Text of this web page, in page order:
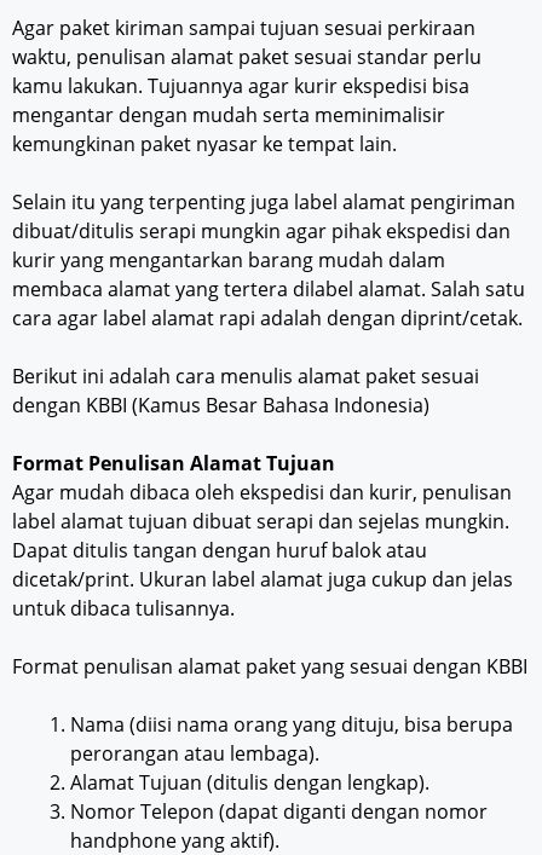
Agar paket kiriman sampai tujuan sesuai perkiraan
waktu, penulisan alamat paket sesuai standar perlu
kamu lakukan. Tujuannya agar kurir ekspedisi bisa
mengantar dengan mudah serta meminimalisir
kemungkinan paket nyasar ke tempat lain.
Selain itu yang terpenting juga label alamat pengiriman
dibuat/ditulis serapi mungkin agar pihak ekspedisi dan
kurir yang mengantarkan barang mudah dalam
membaca alamat yang tertera dilabel alamat. Salah satu
cara agar label alamat rapi adalah dengan diprint/cetak.
Berikut ini adalah cara menulis alamat paket sesuai
dengan KBBI (Kamus Besar Bahasa Indonesia)
Format Penulisan Alamat Tujuan
Agar mudah dibaca oleh ekspedisi dan kurir, penulisan
label alamat tujuan dibuat serapi dan sejelas mungkin.
Dapat ditulis tangan dengan huruf balok atau
dicetak/print. Ukuran label alamat juga cukup dan jelas
untuk dibaca tulisannya.
Format penulisan alamat paket yang sesuai dengan KBBI
Nama (diisi nama orang yang dituju, bisa berupa
perorangan atau lembaga).
Alamat Tujuan (ditulis dengan lengkap).
Nomor Telepon (dapat diganti dengan nomor
handphone yang aktif).